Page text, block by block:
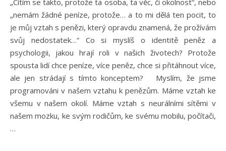
„nemám žádné peníze, protože… a to mi dělá ten pocit, to
je můj vztah s penězi, který opravdu znamená, že prožívám
svůj nedostatek…“ Co si myslíš o identitě peněz a
psychologii, jakou hrají roli v našich životech? Protože
spousta lidí chce peníze, více peněz, chce si přitáhnout více,
ale jen strádají s tímto konceptem? Myslím, že jsme
programováni v našem vztahu k penězům. Máme vztah ke
všemu v našem okolí. Máme vztah s neurálními sítěmi v
našem mozku, ke svým rodičům, ke svému mobilu, počítači,
…